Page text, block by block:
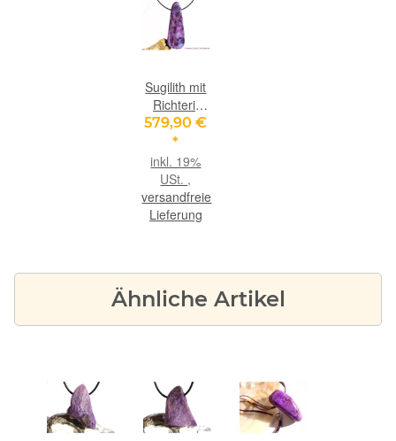
Sugilith mit
Richterit
XXXL
Schmuckstein
/
Scheibenstein
gebohrt -
Rarität -
- ca. 7,1 cm
579,90 €
*
inkl. 19%
USt. ,
versandfreie
Lieferung
Ähnliche Artikel